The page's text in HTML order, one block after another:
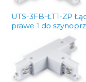
UTS-3FB-ŁT1-ZP
prawe 1 do